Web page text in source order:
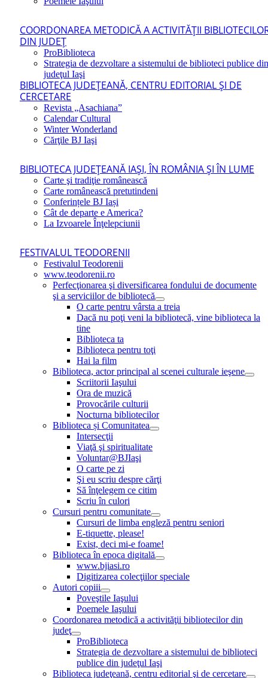
COORDONAREA METODICĂ A ACTIVITĂŢII
DIN JUDEŢ
ProBiblioteca
Strategia de dezvoltare a sistemului de biblioteci publice din
judeţul Iaşi
BIBLIOTECA JUDEŢEANĂ, CENTRU EDITORIAL ŞI DE
CERCETARE
Revista „Asachiana”
Calendar Cultural
Winter Wonderland
Cărţile BJ Iaşi
BIBLIOTECA JUDEŢEANĂ IAŞI, ÎN ROMÂNIA ŞI ÎN LUME
Carte şi tradiţie românească
Carte românească pretutindeni
Conferințele BJ Iași
Cât de departe e America?
La Izvoarele Înţelepciunii
FESTIVALUL TEODORENII
Festivalul Teodorenii
www.teodorenii.ro
Perfecţionarea şi diversificarea fondului de documente
şi a serviciilor de bibliotecă
O carte pentru vârsta a treia
Dacă nu poţi veni la bibliotecă, vine biblioteca la
tine
Biblioteca ta
Biblioteca pentru toţi
Hai la film
Biblioteca, actor principal al scenei culturale ieşene
Scriitorii Iaşului
Ora de muzică
Provocările culturii
Nocturna bibliotecilor
Biblioteca și Comunitatea
Intersecţii
Viaţă şi spiritualitate
Voluntar@BJIaşi
O carte pe zi
Şi eu scriu despre cărţi
Să înţelegem ce citim
Scriu în culori
Cursuri pentru comunitate
Cursuri de limba engleză pentru seniori
E-tiquette, please!
Exist, deci mi-e foame!
Biblioteca în epoca digitală
www.bjiasi.ro
Digitizarea colecţiilor speciale
Autori copiii
Poveştile Iaşului
Poemele Iaşului
Coordonarea metodică a activităţii bibliotecilor din
judeţ
ProBiblioteca
Strategia de dezvoltare a sistemului de biblioteci
publice din judeţul Iaşi
Biblioteca judeţeană, centru editorial şi de cercetare